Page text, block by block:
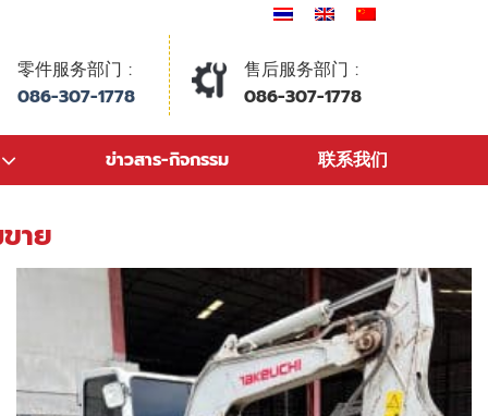
零件服务部门 :
086-307-1778
售后服务部门 :
086-307-1778
ข่าวสาร-กิจกรรม 联系我们
าย